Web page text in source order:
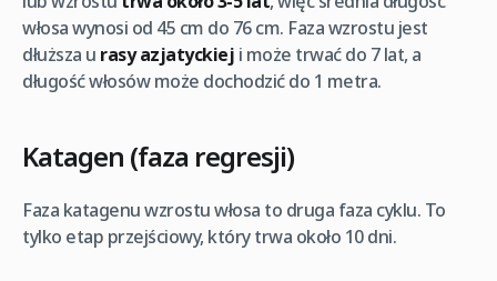
włosa wynosi od 45 cm do 76 cm. Faza wzrostu jest
dłuższa u rasy azjatyckiej i może trwać do 7 lat, a
długość włosów może dochodzić do 1 metra.
Katagen (faza regresji)
Faza katagenu wzrostu włosa to druga faza cyklu. To
tylko etap przejściowy, który trwa około 10 dni.